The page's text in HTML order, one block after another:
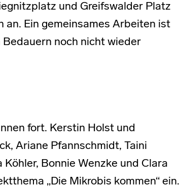
und Greifswalder Platz
Ein gemeinsames Arbeiten ist
noch nicht wieder
fort. Kerstin Holst und
Ariane Pfannschmidt, Taini
Köhler, Bonnie Wenzke und Clara
„Die Mikrobis kommen“ ein.